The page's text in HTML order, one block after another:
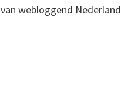
van webloggend Nederland